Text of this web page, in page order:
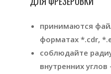
принимаются
форматах *.cdr,
соблюдайте
внутренних